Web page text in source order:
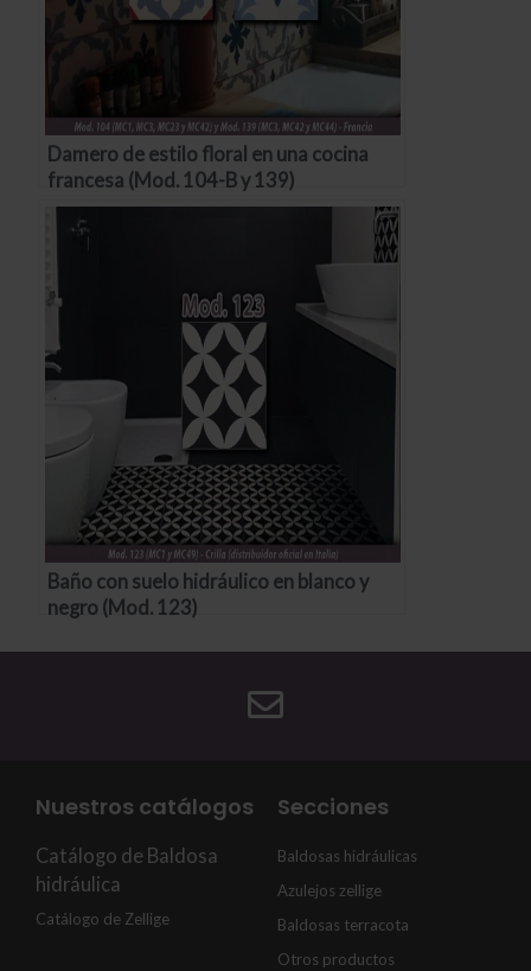
Damero de estilo floral en una cocina
francesa (Mod. 104-B y 139)
Baño con suelo hidráulico en blanco y
negro (Mod. 123)
Nuestros catálogos
Catálogo de Baldosa
hidráulica
Catálogo de Zellige
Secciones
Baldosas hidráulicas
Azulejos zellige
Baldosas terracota
Otros productos